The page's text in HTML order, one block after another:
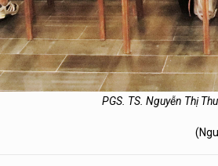
PGS. TS. Nguyễn Thị